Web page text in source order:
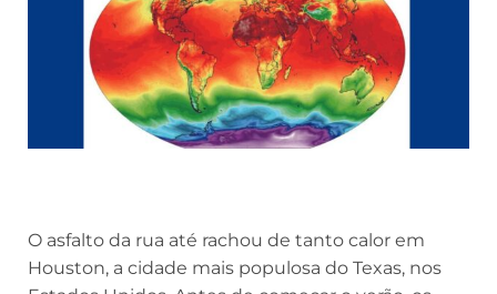
O asfalto da rua até rachou de tanto calor em
Houston, a cidade mais populosa do Texas, nos